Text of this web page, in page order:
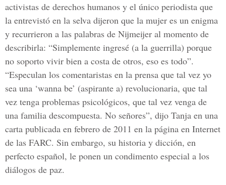
activistas de derechos humanos y el único periodista que
la entrevistó en la selva dijeron que la mujer es un enigma
y recurrieron a las palabras de Nijmeijer al momento de
describirla: “Simplemente ingresé (a la guerrilla) porque
no soporto vivir bien a costa de otros, eso es todo”.
“Especulan los comentaristas en la prensa que tal vez yo
sea una ‘wanna be’ (aspirante a) revolucionaria, que tal
vez tenga problemas psicológicos, que tal vez venga de
una familia descompuesta. No señores”, dijo Tanja en una
carta publicada en febrero de 2011 en la página en Internet
de las FARC. Sin embargo, su historia y dicción, en
perfecto español, le ponen un condimento especial a los
diálogos de paz.